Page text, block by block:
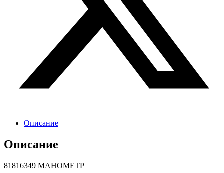
Описание
Описание
81816349 МАНОМЕТР